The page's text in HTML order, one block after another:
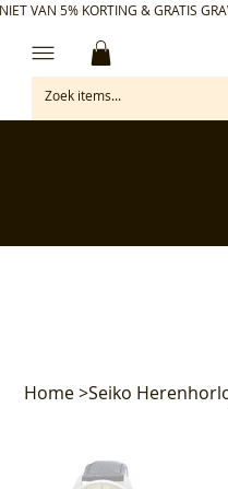
VAN 5% KORTING & GRATIS
Home>Seiko